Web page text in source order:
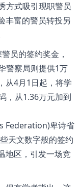
方式吸引现职警员
丰富的警员转投另
员的签约奖金，
警察局则提供1万
从4月1日起，将学
，从1.36万元加到
Federation)卑诗省
天文数字般的签约
地区，引发一场竞